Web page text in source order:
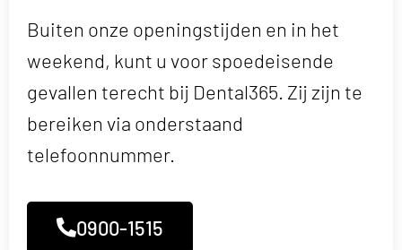
Buiten onze openingstijden en in het
weekend, kunt u voor spoedeisende
gevallen terecht bij Dental365. Zij zijn te
bereiken via onderstaand
telefoonnummer.
0900-1515